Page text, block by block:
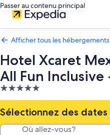
Passer au contenu principal
Afficher tous les hébergements
Hotel Xcaret
All Fun
Hébergement
5.0 étoiles
Sélectionnez des
Où allez-vous?